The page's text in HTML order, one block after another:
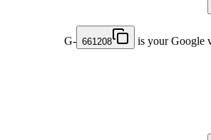
G- 661208 is your Google